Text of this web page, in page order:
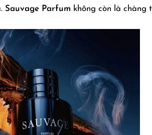
Sauvage Parfum không còn là chàng